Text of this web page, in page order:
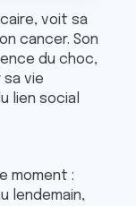
voit sa
cancer. Son
du choc,
sa vie
lien social
moment :
lendemain,